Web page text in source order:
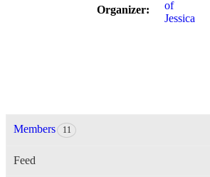
Organizer:
Members 11
Feed